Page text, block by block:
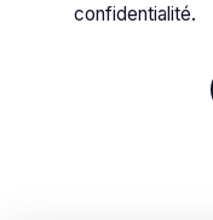
confidentialité.